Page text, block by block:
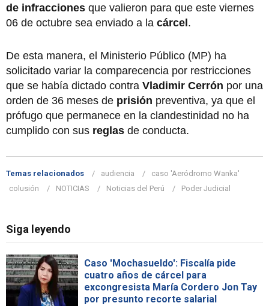
de infracciones que valieron para que este viernes
06 de octubre sea enviado a la cárcel .
De esta manera, el Ministerio Público (MP) ha
solicitado variar la comparecencia por restricciones
que se había dictado contra Vladimir Cerrón por una
orden de 36 meses de prisión preventiva, ya que el
prófugo que permanece en la clandestinidad no ha
cumplido con sus reglas de conducta.
Temas relacionados audiencia
caso 'Aeródromo Wanka'
colusión
NOTICIAS Noticias del Perú Poder Judicial
Siga leyendo
Caso 'Mochasueldo': Fiscalía pide
cuatro años de cárcel para
excongresista María Cordero Jon Tay
por presunto recorte salarial